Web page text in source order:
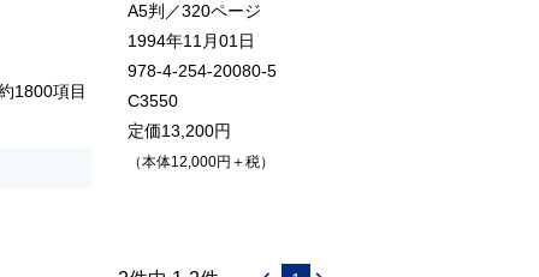
1800項目
A5判／320ページ
1994年11月01日
978-4-254-20080-5
C3550
定価13,200円
（本体12,000円＋税）